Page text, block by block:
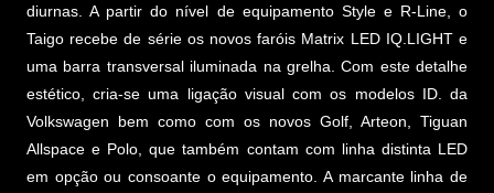
diurnas. A partir do nível de equipamento Style e R-Line, o
Taigo recebe de série os novos faróis Matrix LED IQ.LIGHT e
uma barra transversal iluminada na grelha. Com este detalhe
estético, cria-se uma ligação visual com os modelos ID. da
Volkswagen bem como com os novos Golf, Arteon, Tiguan
Allspace e Polo, que também contam com linha distinta LED
em opção ou consoante o equipamento. A marcante linha de